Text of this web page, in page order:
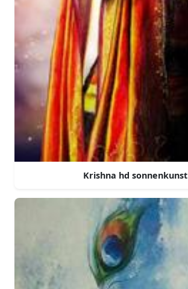
Krishna hd sonnenkunst